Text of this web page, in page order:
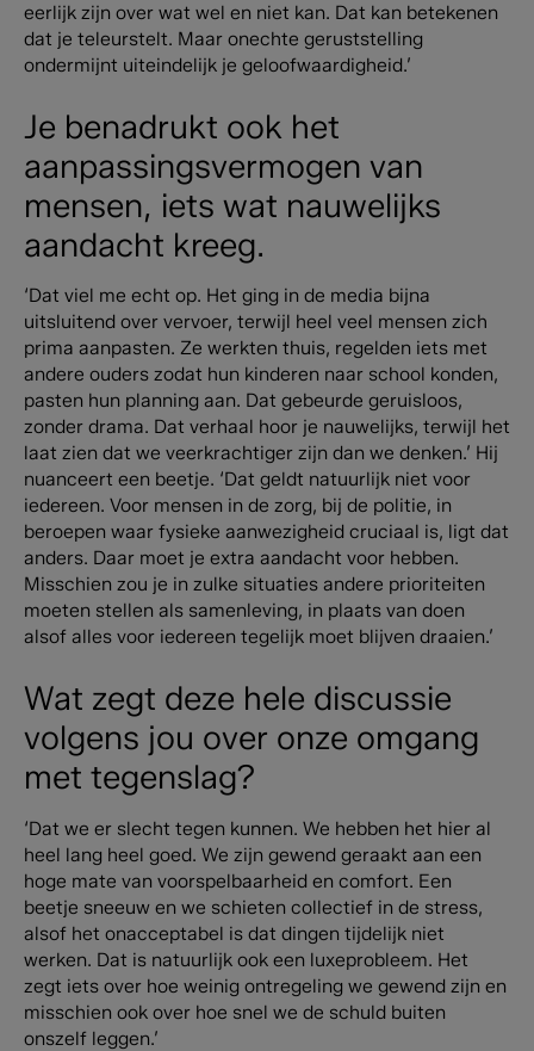
eerlijk zijn over wat wel en niet kan. Dat kan betekenen
dat je teleurstelt. Maar onechte geruststelling
ondermijnt uiteindelijk je geloofwaardigheid.’
Je benadrukt ook het
aanpassingsvermogen van
mensen, iets wat nauwelijks
aandacht kreeg.
‘Dat viel me echt op. Het ging in de media bijna
uitsluitend over vervoer, terwijl heel veel mensen zich
prima aanpasten. Ze werkten thuis, regelden iets met
andere ouders zodat hun kinderen naar school konden,
pasten hun planning aan. Dat gebeurde geruisloos,
zonder drama. Dat verhaal hoor je nauwelijks, terwijl het
laat zien dat we veerkrachtiger zijn dan we denken.’ Hij
nuanceert een beetje. ‘Dat geldt natuurlijk niet voor
iedereen. Voor mensen in de zorg, bij de politie, in
beroepen waar fysieke aanwezigheid cruciaal is, ligt dat
anders. Daar moet je extra aandacht voor hebben.
Misschien zou je in zulke situaties andere prioriteiten
moeten stellen als samenleving, in plaats van doen
alsof alles voor iedereen tegelijk moet blijven draaien.’
Wat zegt deze hele discussie
volgens jou over onze omgang
met tegenslag?
‘Dat we er slecht tegen kunnen. We hebben het hier al
heel lang heel goed. We zijn gewend geraakt aan een
hoge mate van voorspelbaarheid en comfort. Een
beetje sneeuw en we schieten collectief in de stress,
alsof het onacceptabel is dat dingen tijdelijk niet
werken. Dat is natuurlijk ook een luxeprobleem. Het
zegt iets over hoe weinig ontregeling we gewend zijn en
misschien ook over hoe snel we de schuld buiten
onszelf leggen.’